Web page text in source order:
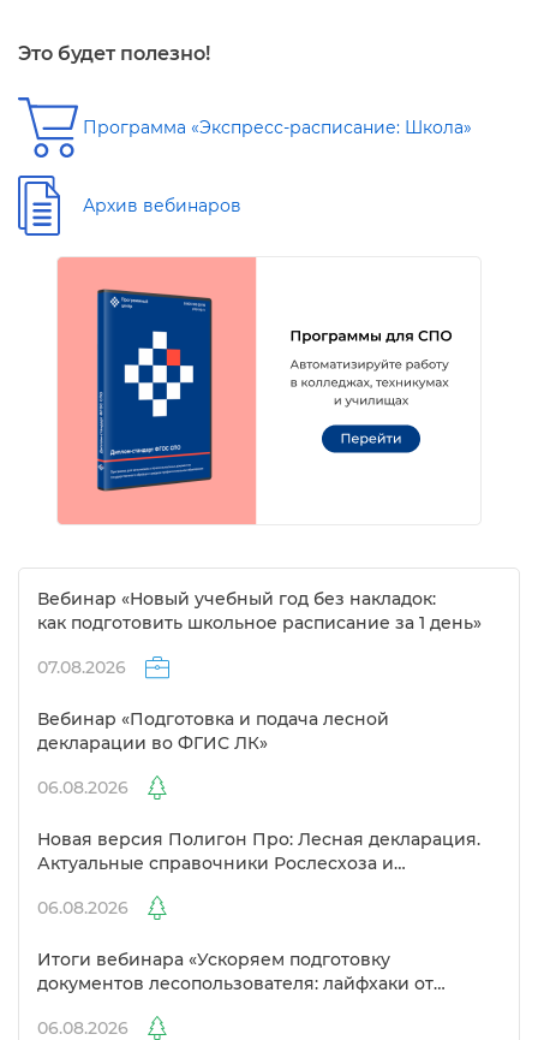
Это будет полезно!
Программа «Экспресс-расписание: Школа»
Архив вебинаро
ебинар «Новый учебный год без накладок:
как подготовить школьное расписание за 1 день»
07.08.2026
ебинар «Подготовка и подача лесной
декларации во ФГИС ЛК»
06.08.2026
Новая версия Полигон Про: Лесная декларация.
Актуальные справочники Рослесхоза и
06.08.2026
Итоги вебинара «Ускоряем подготовку
документов лесопользователя: лайфхаки от
06.08.2026